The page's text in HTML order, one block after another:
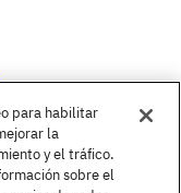
para habilitar
la
y el tráfico.
sobre el